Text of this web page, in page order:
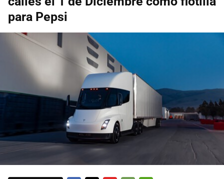
para Pepsi